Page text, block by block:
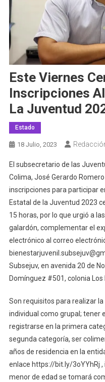
Este Viernes
Inscripciones
La Juventud
Estado
18 Julio, 2023
El subsecretario de las
Colima, José Gerardo
inscripciones para participar
Estatal de la Juventud 2023
15 horas, por lo que urgió a
galardón, complementar el
electrónico al correo
Subsejuv, en avenida 20 de
Domínguez #501, colonia
Son requisitos para realizar
individual como grupal; tener
registrarse en la primera
segunda categoría, ser
años de residencia en la
enlace https://bit.ly/3oYYhRj
menor de edad se tomará